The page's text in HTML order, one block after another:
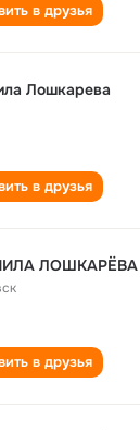
в друзья
Лошкарева
в друзья
ЛОШКАРЁВА
в друзья